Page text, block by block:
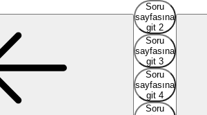
Soru
sayfasına
git 2
Soru
sayfasına
git 3
Soru
sayfasına
git 4
Soru